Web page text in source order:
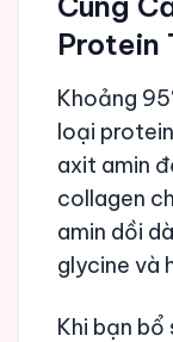
Protein
Khoảng
loại
axit amin
collagen
amin dồi
glycine và
Khi bạn